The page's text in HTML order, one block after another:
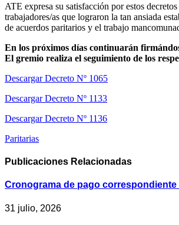
ATE expresa su satisfacción por estos
trabajadores/as que lograron la tan ansiada
de acuerdos paritarios y el trabajo
En los próximos días continuarán
El gremio realiza el seguimiento de los
Descargar Decreto Nº 1065
Descargar Decreto Nº 1133
Descargar Decreto Nº 1136
Paritarias
Publicaciones Relacionadas
Cronograma de pago correspondiente
31 julio, 2026